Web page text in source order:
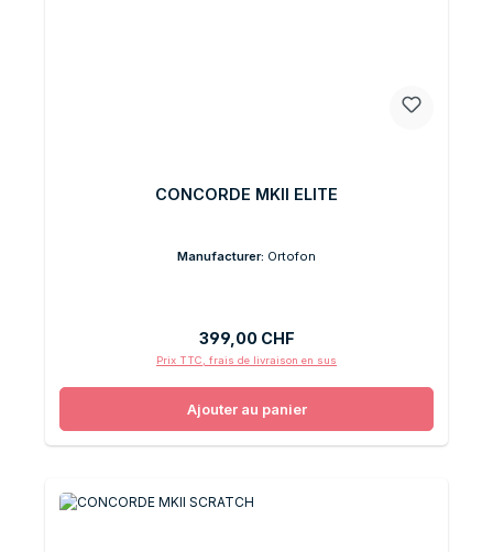
CONCORDE MKII ELITE
Manufacturer: Ortofon
Prix régulier :
399,00 CHF
Prix TTC, frais de livraison en sus
Ajouter au panier